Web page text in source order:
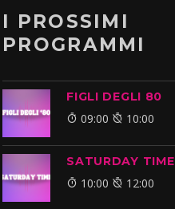
I PROSSIMI
PROGRAMMI
FIGLI DEGLI 80
09:00 10:00
SATURDAY TIME
10:00 12:00